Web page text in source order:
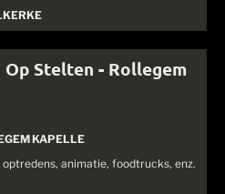
Stelten - Rollegem
KAPELLE
animatie, foodtrucks, enz.